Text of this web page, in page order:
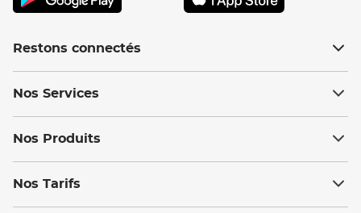
Restons connectés
Nos Services
Nos Produits
Nos Tarifs